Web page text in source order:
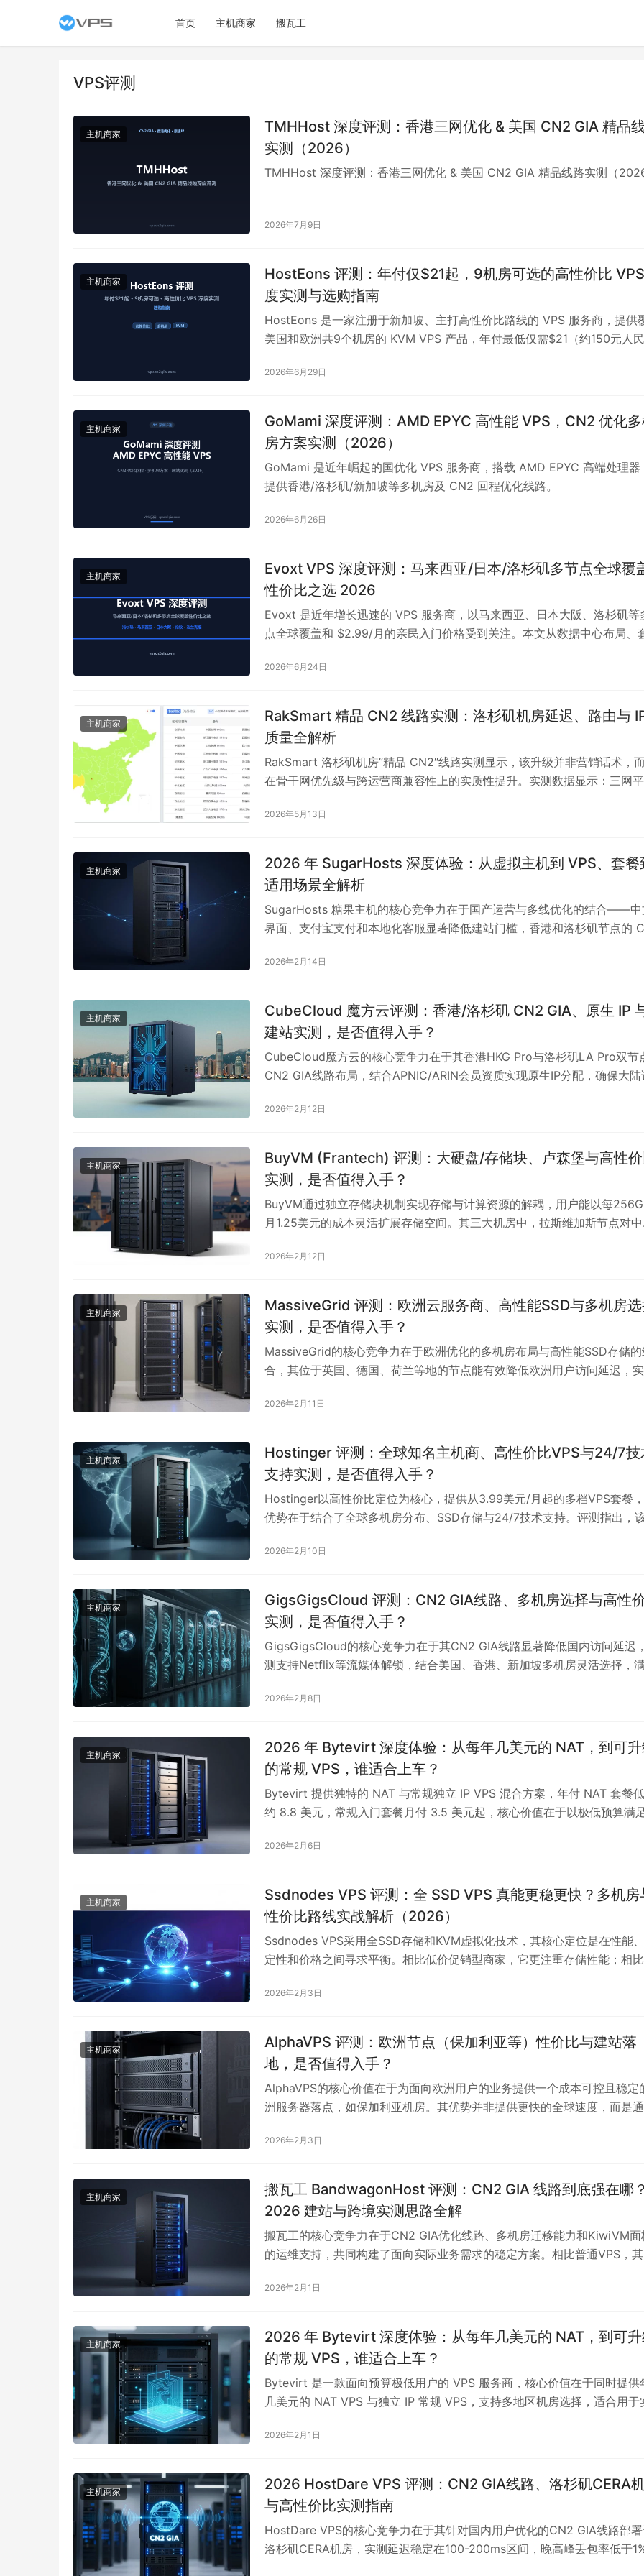
首页 主机商家 搬瓦工
VPS评测
主机商家
TMHHost 深度评测：香港三网优化 & 美国 CN2 GIA 精品
实测（2026）
TMHHost 深度评测：香港三网优化 & 美国 CN2 GIA 精品线路实测（2026
2026年7月9日
主机商家
HostEons 评测：年付仅$21起，9机房可选的高性价比
度实测与选购指南
HostEons 是一家注册于新加坡、主打高性价比路线的 VPS 服务商，提供
美国和欧洲共9个机房的 KVM VPS 产品，年付最低仅需$21（约150元人民
据，从套餐架构、虚拟化技术、机房分布、支付便利性、适用场景等维度对
手。本文所有价格数据采集于2026年6月，具体以官网实时信息为准。
2026年6月29日
主机商家
GoMami 深度评测：AMD EPYC 高性能 VPS，CN2 优化
房方案实测（2026）
GoMami 是近年崛起的国优化 VPS 服务商，搭载 AMD EPYC 高端处理器
提供香港/洛杉矶/新加坡等多机房及 CN2 回程优化线路。
2026年6月26日
主机商家
Evoxt VPS 深度评测：马来西亚/日本/洛杉矶多节点全球覆
性价比之选 2026
Evoxt 是近年增长迅速的 VPS 服务商，以马来西亚、日本大阪、洛杉矶等
点全球覆盖和 $2.99/月的亲民入门价格受到关注。本文从数据中心布局、
2026年6月24日
主机商家
RakSmart 精品 CN2 线路实测：洛杉矶机房延迟、路由与
质量全解析
RakSmart 洛杉矶机房”精品 CN2″线路实测显示，该升级并非营销话术，
在骨干网优先级与跨运营商兼容性上的实质性提升。实测数据显示：三网平
0.10%，晚高峰时段无抖动；去程路由以上海电信为例，直连CN2骨干进入
2026年5月13日
主机商家
2026 年 SugarHosts 深度体验：从虚拟主机到 VPS、套餐
适用场景全解析
SugarHosts 糖果主机的核心竞争力在于国产运营与多线优化的结合——中
界面、支付宝支付和本地化客服显著降低建站门槛，香港和洛杉矶节点的
WordPress 站点和小型电商。其产品线覆盖虚拟主机到 VPS，支持用户从
进式建站。套餐年付后单价可低至每月几十元，配合月付试用选项，兼顾预
控制与灵活性。对于寻求一站式建站方案、重视国内访问体验且需平滑扩容
径的用户，SugarHosts 是兼具实用性与性价比的选择。
2026年2月14日
主机商家
CubeCloud 魔方云评测：香港/洛杉矶 CN2 GIA、原生 IP
建站实测，是否值得入手？
CubeCloud魔方云的核心竞争力在于其香港HKG Pro与洛杉矶LA Pro双节
CN2 GIA线路布局，结合APNIC/ARIN会员资质实现原生IP分配，确保大陆
实测物理延迟可低至10-30ms；洛杉矶节点则提供2Gbps以上带宽及大流量
锁成功率，并降低IP被封禁风险。其专注线路优化的策略使晚高峰跨境连接
保持稳定，但香港方案限制持续高带宽占用，且售后以工单为主，响应时
24小时，不适合需即时支持的生产环境。
2026年2月12日
主机商家
BuyVM (Frantech) 评测：大硬盘/存储块、卢森堡与高性
实测，是否值得入手？
BuyVM通过独立存储块机制实现存储与计算资源的解耦，用户能以每
月1.25美元的成本灵活扩展存储空间。其三大机房中，拉斯维加斯节点对中
对存储容量敏感而非延迟苛刻的场景。该服务采用KVM虚拟化与NVMe存储
策，适合需要搭建私有云盘、媒体库或备份服务的预算敏感型用户。
2026年2月12日
主机商家
MassiveGrid 评测：欧洲云服务商、高性能SSD与多机房
实测，是否值得入手？
MassiveGrid的核心竞争力在于欧洲优化的多机房布局与高性能SSD存储
合，其位于英国、德国、荷兰等地的节点能有效降低欧洲用户访问延迟，实
4.99美元起，支持灵活升配与Windows系统部署，价格在同配置竞品中具备
持，适合个人博客、中小型企业及跨境业务部署。但需注意其部分机房缺乏
CN2 GIA等优质线路，国内访问延迟较高，不适合对华网络质量有强依赖的
景。流量按档位设定，高流量应用需谨慎选配。建议通过月付试用验证本地
通性后再决定长期投入。
2026年2月11日
主机商家
Hostinger 评测：全球知名主机商、高性价比VPS与24/7技
支持实测，是否值得入手？
Hostinger以高性价比定位为核心，提供从3.99美元/月起的多档VPS套餐
优势在于结合了全球多机房分布、SSD存储与24/7技术支持。评测指出，
槛。然而，其部分机房缺乏针对国内用户的CN2等优化线路，国内访问延迟
行测试。
2026年2月10日
主机商家
GigsGigsCloud 评测：CN2 GIA线路、多机房选择与高性
实测，是否值得入手？
GigsGigsCloud的核心竞争力在于其CN2 GIA线路显著降低国内访问延迟
测支持Netflix等流媒体解锁，结合美国、香港、新加坡多机房灵活选择，
1GB内存，IO性能稳定，适合个人博客及轻量应用；Business及以上套餐针
求线路质量与流媒体兼容性的用户，建议月付试水验证本地延迟后再长期投
入，避免预算超支风险。
2026年2月8日
主机商家
2026 年 Bytevirt 深度体验：从每年几美元的 NAT，到可升
的常规 VPS，谁适合上车？
Bytevirt 提供独特的 NAT 与常规独立 IP VPS 混合方案，年付 NAT 套餐
约 8.8 美元，常规入门套餐月付 3.5 美元起，核心价值在于以极低预算满
升级路径，适合预算有限的新手练手、开发者扩展测试节点或搭建轻量代理/
或需独占 80/443 端口的场景。用户应严格区分用途：NAT 仅用于非核心
验，独立 IP 承载基础服务，并务必提前规划备份与迁移。对比 RackNerd
DogYun 等商家，Bytevirt 定位为可玩性优先的补充节点，而非主力生产环
境。
2026年2月6日
主机商家
Ssdnodes VPS 评测：全 SSD VPS 真能更稳更快？多机房
性价比路线实战解析（2026）
Ssdnodes VPS采用全SSD存储和KVM虚拟化技术，其核心定位是在性能
定性和价格之间寻求平衡。相比低价促销型商家，它更注重存储性能；相比
于WordPress建站、数据库操作等场景，但无法解决网络延迟或CPU瓶颈问
风险、定期备份等基础运维原则。
2026年2月3日
主机商家
AlphaVPS 评测：欧洲节点（保加利亚等）性价比与建站落
地，是否值得入手？
AlphaVPS的核心价值在于为面向欧洲用户的业务提供一个成本可控且稳定
洲服务器落点，如保加利亚机房。其优势并非提供更快的全球速度，而是通
测，适合建站、电商后台或API服务。商家定位清晰：主要用户在欧洲时，
应以欧洲本地访问体验为基准，建议用月付入门套餐试跑验证，再根据实际
源占用决定是否升级。
2026年2月3日
主机商家
搬瓦工 BandwagonHost 评测：CN2 GIA 线路到底强在哪？
2026 建站与跨境实测思路全解
搬瓦工的核心竞争力在于CN2 GIA优化线路、多机房迁移能力和KiwiVM面
的运维支持，共同构建了面向实际业务需求的稳定方案。相比普通VPS，其
业务等高交互场景保持可用性。KiwiVM面板提供一键重装、流量统计和机
的用户，但价格偏高且以年付为主。选购时应通过晚高峰实测路由延迟与
接口性能，优先选择支持迁移的套餐以保留调整空间。
2026年2月1日
主机商家
2026 年 Bytevirt 深度体验：从每年几美元的 NAT，到可升
的常规 VPS，谁适合上车？
Bytevirt 是一款面向预算极低用户的 VPS 服务商，核心价值在于同时提供
几美元的 NAT VPS 与独立 IP 常规 VPS，支持多地区机房选择，适合用于
性，KVM 虚拟化和多节点布局便于分布式部署与学习实践，但 NAT 模式存
级应用。合理使用策略是将 NAT 作为练手入口，独立 IP 套餐用于轻量建
且必须提前规划端口、实现自动化部署与异地备份。相比 RackNerd 的独
性价比、DogYun 的 CN2 GIA 优化线路和 DMIT 的高端稳定性，Bytevirt
位更偏向“可折腾的补充节点”，适合愿意动手、以低成本掌握运维流程的初
者或开发者，而非追求稳定服务的主力生产环境。
2026年2月1日
主机商家
2026 HostDare VPS 评测：CN2 GIA线路、洛杉矶CERA
与高性价比实测指南
HostDare VPS的核心竞争力在于其针对国内用户优化的CN2 GIA线路部
洛杉矶CERA机房，实测延迟稳定在100-200ms区间，晚高峰丢包率低于